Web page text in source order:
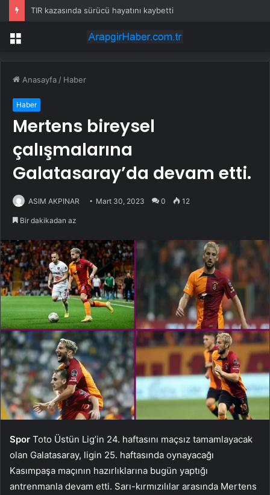
TIR kazasında sürücü hayatını kaybetti
Menü
Anasayfa / Haber
Haber
Mertens bireysel
çalışmalarına
Galatasaray’da devam etti.
ASIM AKPINAR Mart 30, 2023 0 12
Bir dakikadan az
Spor Toto Üstün Lig’in 24. haftasını maçsız tamamlayacak
olan Galatasaray, ligin 25. haftasında oynayacağı
Kasımpaşa maçının hazırlıklarına bugün yaptığı
antrenmanla devam etti. Sarı-kırmızılılar arasında Mertens